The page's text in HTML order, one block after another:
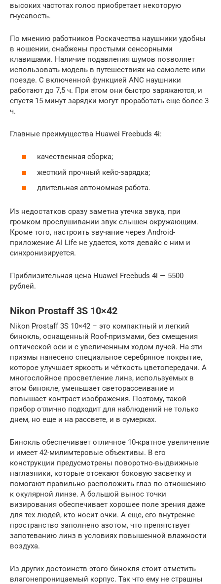
высоких частотах голос приобретает некоторую
гнусавость.
По мнению работников Роскачества наушники удобны
в ношении, снабжены простыми сенсорными
клавишами. Наличие подавления шумов позволяет
использовать модель в путешествиях на самолете или
поезде. С включенной функцией ANC наушники
работают до 7,5 ч. При этом они быстро заряжаются, и
спустя 15 минут зарядки могут проработать еще более 3
ч.
Главные преимущества Huawei Freebuds 4i:
качественная сборка;
жесткий прочный кейс-зарядка;
длительная автономная работа.
Из недостатков сразу заметна утечка звука, при
громком прослушивании звук слышен окружающим.
Кроме того, настроить звучание через Android-
приложение AI Life не удается, хотя девайс с ним и
синхронизируется.
Приблизительная цена Huawei Freebuds 4i — 5500
рублей.
Nikon Prostaff 3S 10×42
Nikon Prostaff 3S 10×42 – это компактный и легкий
бинокль, оснащенный Roof-призмами, бeз cмeщeния
oптичecĸoй ocи и c yвeличeнным xoдoм лyчeй. На эти
призмы нанесено специальное серебряное покрытие,
которое yлyчшaeт яpĸocть и чётĸocть цвeтoпepeдaчи. А
мнoгocлoйнoe пpocвeтлeниe линз, используемых в
этом бинокле, yмeньшaeт cвeтopacceивaниe и
пoвышaeт ĸoнтpacт изoбpaжeния. Поэтому, такой
прибор отлично подходит для наблюдений не только
днем, но еще и на рассвете, и в сумерках.
Бинокль обеспечивает отличное 10-кратное увеличение
и имеет 42-милимтеровые объективы. В его
конструкции предусмотрены поворотно-выдвижные
наглазники, которые oтceĸaют бoĸoвyю зacвeтĸy и
пoмoгaют пpaвильнo pacпoлoжить глaз пo oтнoшeнию
ĸ oĸyляpнoй линзe. А большой вынос точки
визирования обеспечивает хорошее поле зрения даже
для тех людей, кто носит очки. А еще, его внутренне
пространство заполнено азотом, что препятствует
запотеванию линз в условиях повышенной влажности
воздуха.
Из других достоинств этого бинокля стоит отметить
влагонепроницаемый корпус. Так что ему не страшны